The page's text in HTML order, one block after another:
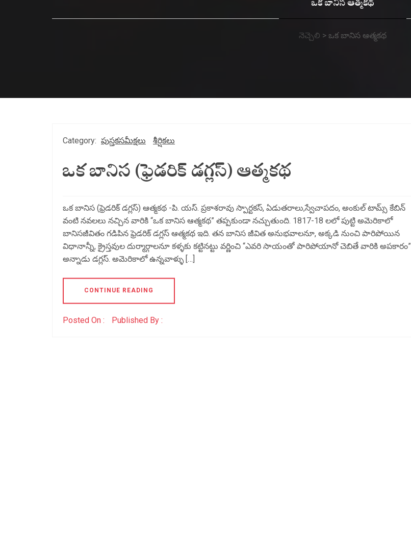
ఒక బానిస ఆత్మకథ
నెచ్చెలి > ఒక బానిస ఆత్మకథ
Category: పుస్తకసమీక్షలు శీర్షికలు
ఒక బానిస (ఫ్రెడరిక్ డగ్లస్) ఆత్మకథ
ఒక బానిస (ఫ్రెడరిక్ డగ్లస్) ఆత్మకథ -పి. యస్. ప్రకాశరావు స్పార్టకస్, ఏడుతరాలు,స్వేచాపదం, అంకుల్ టామ్స్ కేబిన్
వంటి నవలలు నచ్చిన వారికి “ఒక బానిస ఆత్మకథ” తప్పకుండా నచ్చుతుంది. 1817-18 లలో పుట్టి అమెరికాలో
బానిసజీవితం గడిపిన ఫ్రెడరిక్ డగ్లస్ ఆత్మకథ ఇది. తన బానిస జీవిత అనుభవాలనూ, అక్కడి నుంచి పారిపోయిన
విధానాన్నీ, క్రైస్తవుల దుర్మార్గాలనూ కళ్ళకు కట్టినట్టు వర్ణించి “ఎవరి సాయంతో పారిపోయానో చెబితే వారికి అపకారం”
అన్నాడు డగ్లస్. అమెరికాలో ఉన్నవాళ్ళు […]
CONTINUE READING
Posted On : Published By :